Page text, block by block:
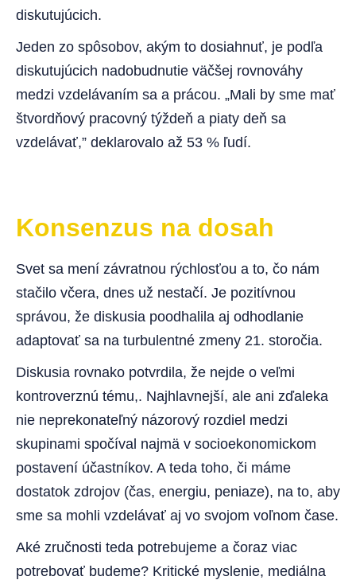
diskutujúcich.
Jeden zo spôsobov, akým to dosiahnuť, je podľa
diskutujúcich nadobudnutie väčšej rovnováhy
medzi vzdelávaním sa a prácou. „Mali by sme mať
štvordňový pracovný týždeň a piaty deň sa
vzdelávať,” deklarovalo až 53 % ľudí.
Konsenzus na dosah
Svet sa mení závratnou rýchlosťou a to, čo nám
stačilo včera, dnes už nestačí. Je pozitívnou
správou, že diskusia poodhalila aj odhodlanie
adaptovať sa na turbulentné zmeny 21. storočia.
Diskusia rovnako potvrdila, že nejde o veľmi
kontroverznú tému,. Najhlavnejší, ale ani zďaleka
nie neprekonateľný názorový rozdiel medzi
skupinami spočíval najmä v socioekonomickom
postavení účastníkov. A teda toho, či máme
dostatok zdrojov (čas, energiu, peniaze), na to, aby
sme sa mohli vzdelávať aj vo svojom voľnom čase.
Aké zručnosti teda potrebujeme a čoraz viac
potrebovať budeme? Kritické myslenie, mediálna